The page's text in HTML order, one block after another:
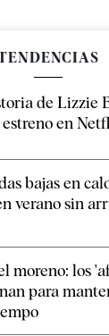
de Lizzie
en
bajas en
verano sin
moreno: los
para